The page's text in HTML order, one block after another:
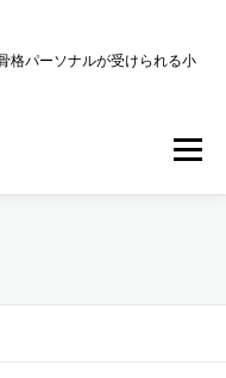
格パーソナルが受けられる小
メニュー
」